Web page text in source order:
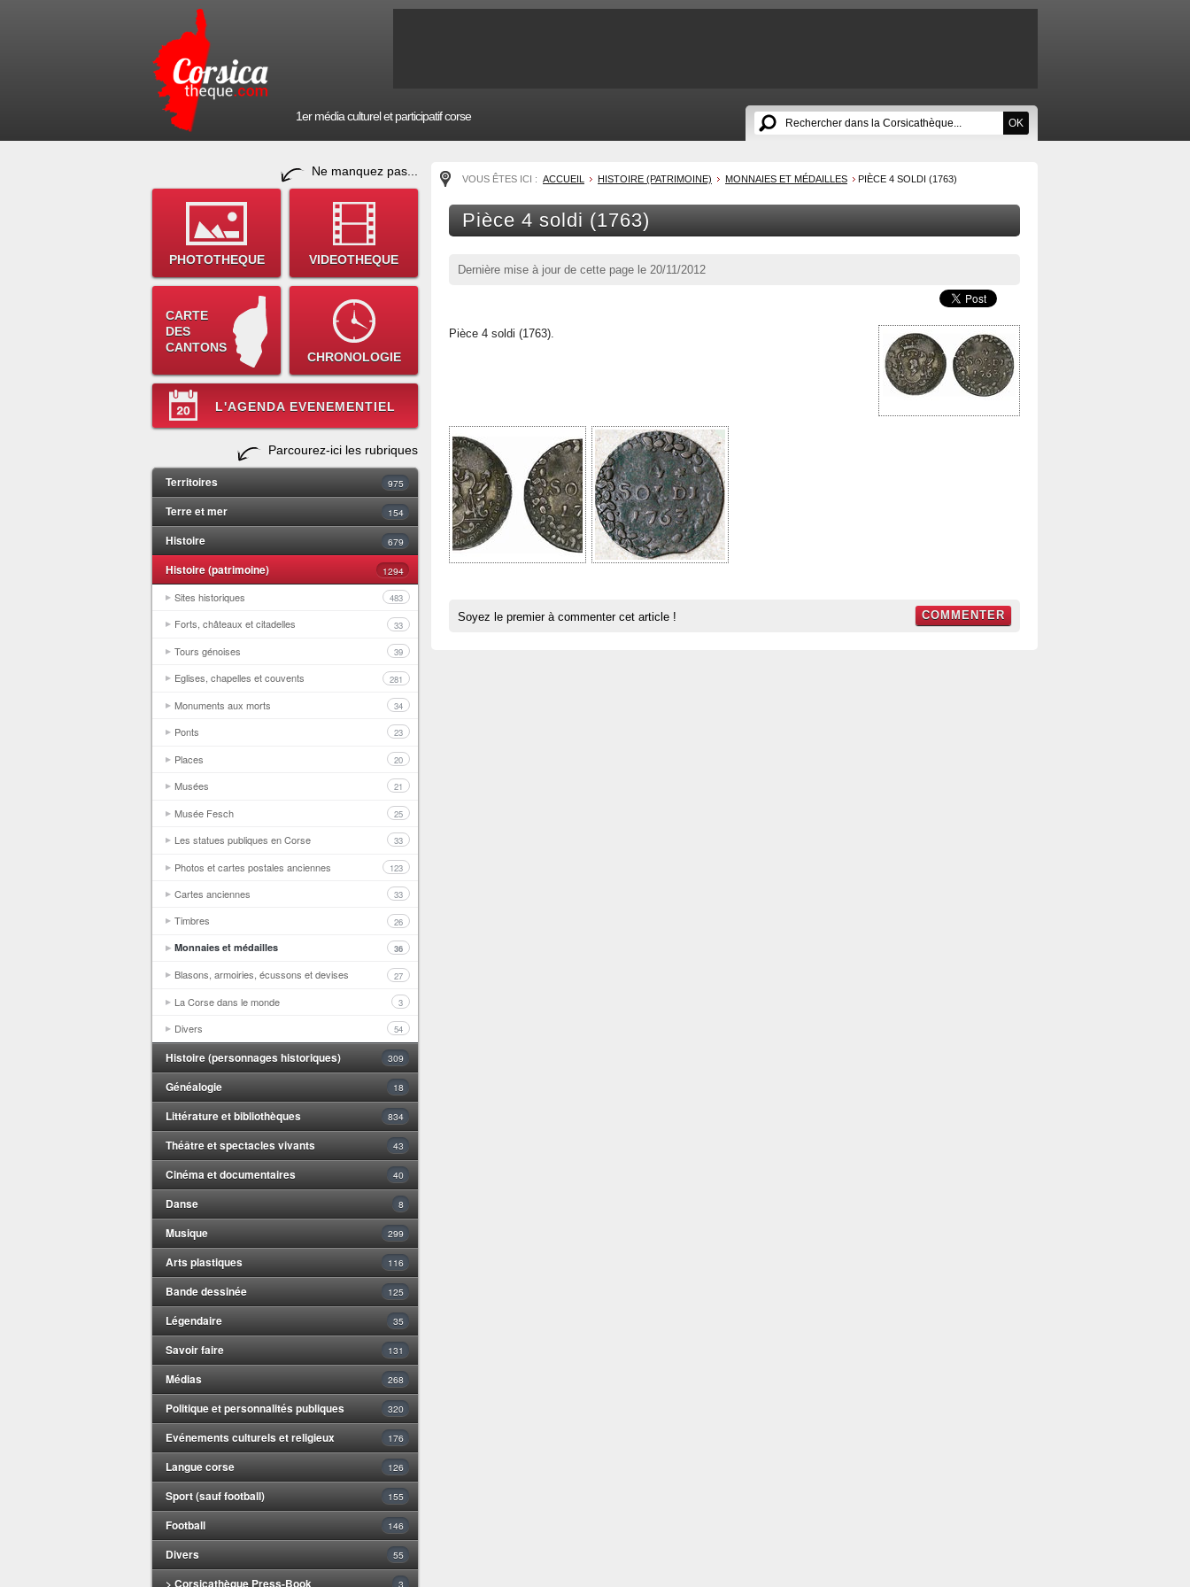
1er média culturel et participatif corse
Ne manquez pas...
PHOTOTHEQUE VIDEOTHEQUE
CARTE
DES
CANTONS
CHRONOLOGIE
L'AGENDA EVENEMENTIEL
Parcourez-ici les rubriques
Territoires 975
Terre et mer 154
Histoire 679
Histoire (patrimoine) 1294
Sites historiques 483
Forts, châteaux et citadelles 33
Tours génoises 39
Eglises, chapelles et couvents 281
Monuments aux morts 34
Ponts 23
Places 20
Musées 21
Musée Fesch 25
Les statues publiques en Corse 33
Photos et cartes postales anciennes 123
Cartes anciennes 33
Timbres 26
Monnaies et médailles 36
Blasons, armoiries, écussons et devises 27
La Corse dans le monde 3
Divers 54
Histoire (personnages historiques) 309
Généalogie 18
Littérature et bibliothèques 834
Théâtre et spectacles vivants 43
Cinéma et documentaires 40
Danse 8
Musique 299
Arts plastiques 116
Bande dessinée 125
Légendaire 35
Savoir faire 131
Médias 268
Politique et personnalités publiques 320
Evénements culturels et religieux 176
Langue corse 126
Sport (sauf football) 155
Football 146
Divers 55
> Corsicathèque Press-Book 3
VOUS ÊTES ICI : ACCUEIL HISTOIRE (PATRIMOINE) MONNAIES ET MÉDAILLES PIÈCE 4 SOLDI (1763)
Pièce 4 soldi (1763)
Dernière mise à jour de cette page le 20/11/2012
Pièce 4 soldi (1763).
Soyez le premier à commenter cet article ! COMMENTER